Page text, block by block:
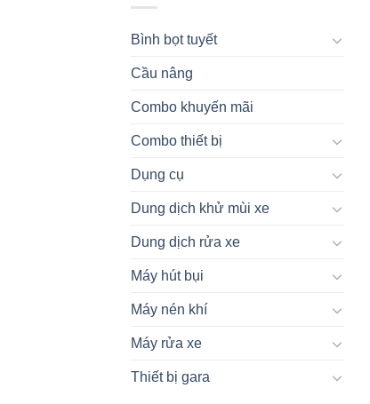
Bình bọt tuyết
Cầu nâng
Combo khuyến mãi
Combo thiết bị
Dụng cụ
Dung dịch khử mùi xe
Dung dịch rửa xe
Máy hút bụi
Máy nén khí
Máy rửa xe
Thiết bị gara